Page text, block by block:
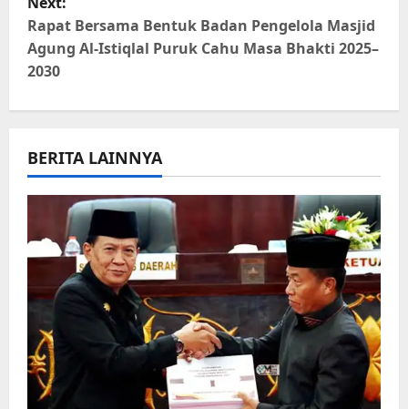
n
a
v
i
g
a
i
o
n
Rapat Bersama Bentuk Badan Pengelola Masjid
Agung Al-Istiqlal Puruk Cahu Masa Bhakti 2025–
2030
BERITA LAINNYA